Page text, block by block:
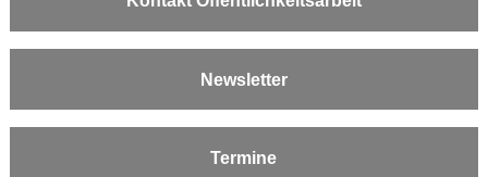
Newsletter
Termine